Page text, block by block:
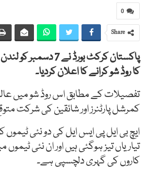
0
Share
پاکستان کرکٹ بورڈ نے 7
کا روڈ شو کرانے کا اعلان کردیا۔
تفصیلات کے مطابق اس روڈ شو میں
کمرشل پارٹنرز اور شائقین کی شرکت
ایچ بی ایل پی ایس ایل کی دو نئی ٹیموں
تیاریاں تیز ہوگئی ہیں اور ان نئی ٹیموں
کاروں کی گہری دلچسپی ہے۔